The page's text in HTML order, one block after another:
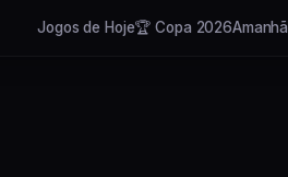
Jogos de Hoje🏆 Copa 2026Amanhã